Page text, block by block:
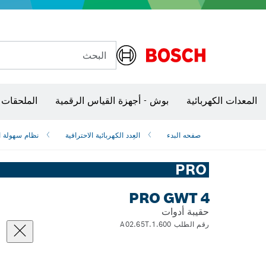
البحث
المعدات الكهربائية بوش - أجهزة القياس الرقمية
صفحه البدء العِدد الكهربائية الاحترافية نظام
PRO
PRO GWT 4
حقيبة أدوات
رقم الطلب 1.600.A02.65T